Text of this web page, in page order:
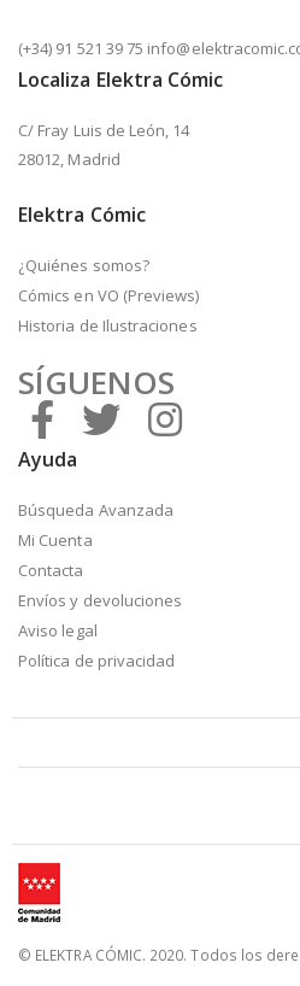
(+34) 91 521 39 75
Localiza Elektra Cómic
C/ Fray Luis de León, 14
28012, Madrid
Elektra Cómic
¿Quiénes somos?
Cómics en VO (Previews)
Historia de Ilustraciones
SÍGUENOS
Ayuda
Búsqueda Avanzada
Mi Cuenta
Contacta
Envíos y devoluciones
Aviso legal
Política de privacidad
© ELEKTRA CÓMIC. 2020. Todos los